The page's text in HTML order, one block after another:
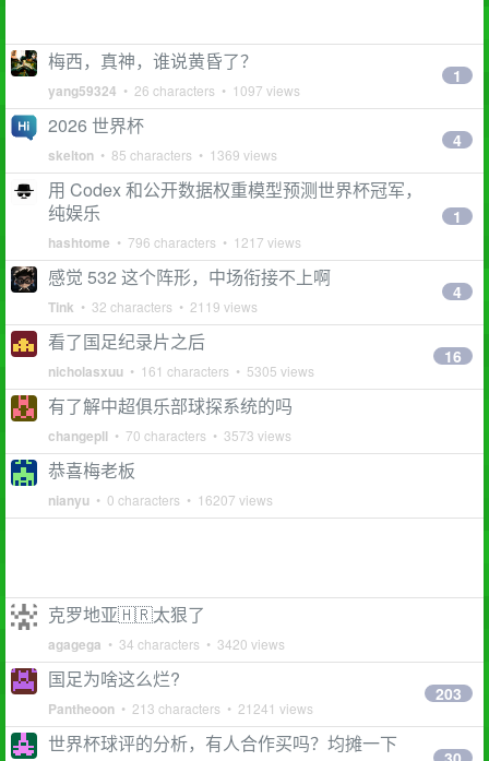
梅西，真神，谁说黄昏了？
yang59324 • 26 characters • 1097 views
1
2026 世界杯
skelton • 85 characters • 1369 views
4
用 Codex 和公开数据权重模型预测世界杯冠军，
纯娱乐
hashtome • 796 characters • 1217 views
1
感觉 532 这个阵形，中场衔接不上啊
Tink • 32 characters • 2119 views
4
看了国足纪录片之后
nicholasxuu • 161 characters • 5305 views
16
有了解中超俱乐部球探系统的吗
changepll • 70 characters • 3573 views
恭喜梅老板
nianyu • 0 characters • 16207 views
克罗地亚🇭🇷太狠了
agagega • 34 characters • 3420 views
国足为啥这么烂?
Pantheoon • 213 characters • 21241 views
203
世界杯球评的分析，有人合作买吗？均摊一下